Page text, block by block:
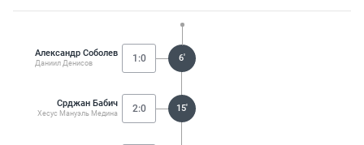
Александр Соболев
Даниил Денисов 1:0 6'
Срджан Бабич
Хесус Мануэль Медина 2:0 15'